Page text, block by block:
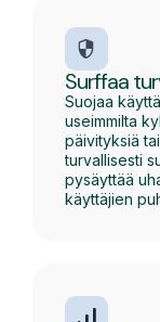
Surffaa
Suojaa
useimmilta
päivityksiä
turvallisesti
pysäyttää
käyttäjien